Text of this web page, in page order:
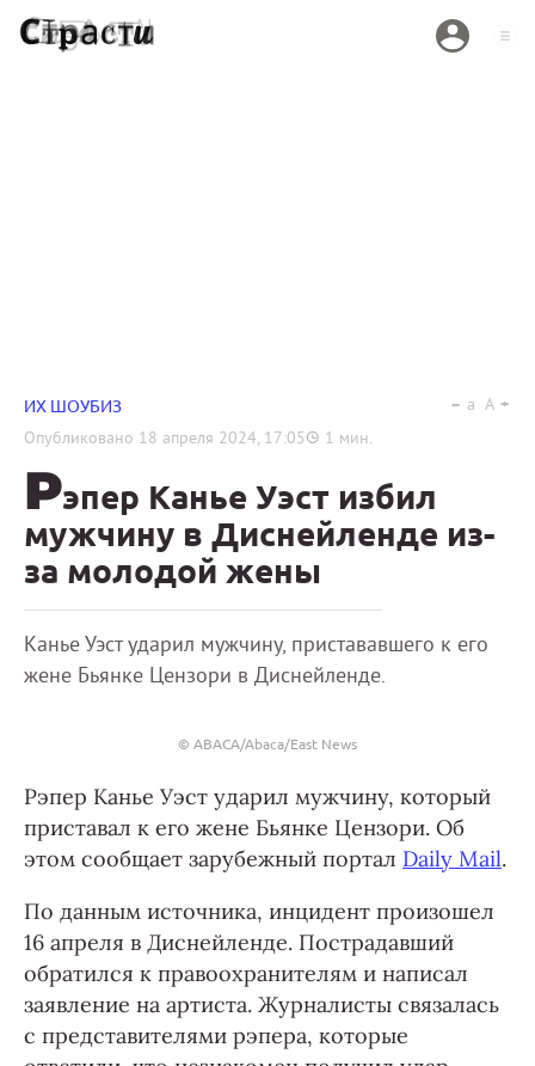
ИХ ШОУБИЗ
Опубликовано 18 апреля 2024, 17:05 1 мин.
a A
Рэпер Канье Уэст избил
мужчину в Диснейленде из-
за молодой жены
Канье Уэст ударил мужчину, пристававшего к его
жене Бьянке Цензори в Диснейленде.
© ABACA/Abaca/East News
Рэпер Канье Уэст ударил мужчину, который
приставал к его жене Бьянке Цензори. Об
этом сообщает зарубежный портал Daily Mail.
По данным источника, инцидент произошел
16 апреля в Диснейленде. Пострадавший
обратился к правоохранителям и написал
заявление на артиста. Журналисты связалась
с представителями рэпера, которые